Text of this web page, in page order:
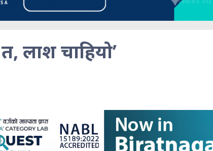
त, लाश चाहियो’